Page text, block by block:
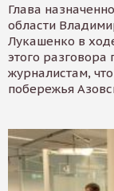
Глава
области
Лукашенко в
этого разговора
журналистам,
побережья